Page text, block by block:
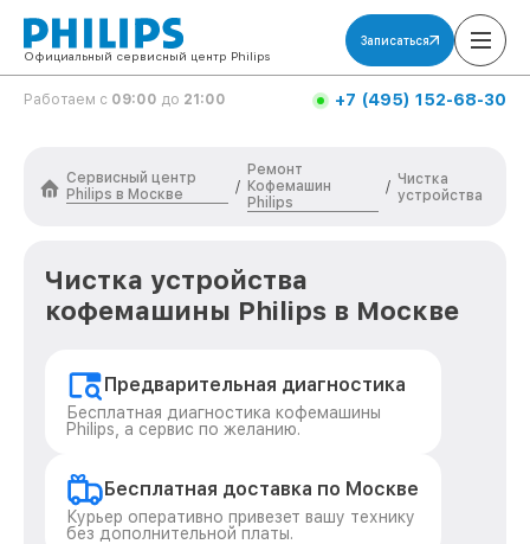
Официальный сервисный центр Philips
Записаться
Работаем с 09:00 до 21:00 +7 (495) 152-68-30
Сервисный центр
Philips в Москве
/
Ремонт
Кофемашин
Philips
/ Чистка
устройства
Чистка устройства
кофемашины Philips в Москве
Предварительная диагностика
Бесплатная диагностика кофемашины
Philips, а сервис по желанию.
Бесплатная доставка по Москве
Курьер оперативно привезет вашу технику
без дополнительной платы.